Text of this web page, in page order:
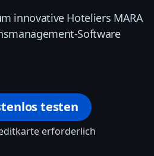
innovative Hoteliers MARA
Software
testen
erforderlich